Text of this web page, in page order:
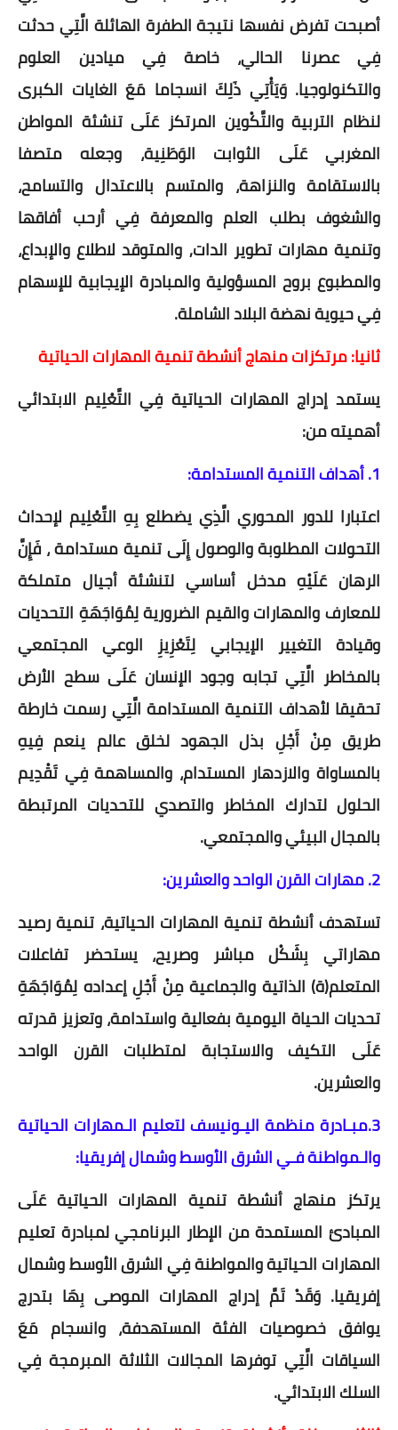
أصبحت تفرض نفسها نتيجة الطفرة الهائلة الَّتِي حدثت
فِي عصرنا الحالي، خاصة فِي ميادين العلوم
والتكنولوجيا. وَيَأْتِي ذَلِكَ انسجاما مَعَ الغايات الكبرى
لنظام التربية والتَّكْوين المرتكز عَلَى تنشئة المواطن
المغربي عَلَى الثوابت الوَطَنِية، وجعله متصفا
بالاستقامة والنزاهة، والمتسم بالاعتدال والتسامح،
والشغوف بطلب العلم والمعرفة فِي أرحب أفاقها
وتنمية مهارات تطوير الدات, والمتوقد لاطلاع والإبداع،
والمطبوع بروح المسؤولية والمبادرة الإيجابية للإسهام
فِي حيوية نهضة البلاد الشاملة.
ثانيا: مرتكزات منهاج أنشطة تنمية المهارات الحياتية
يستمد إدراج المهارات الحياتية فِي التَّعْلِيم الابتدائي
أهميته من:
1. أهداف التنمية المستدامة:
اعتبارا للدور المحوري الَّذِي يضطلع بِهِ التَّعْلِيم لإحداث
التحولات المطلوبة والوصول إِلَى تنمية مستدامة ، فَإِنَّ
الرهان عَلَيْهِ مدخل أساسي لتنشئة أجيال متملكة
للمعارف والمهارات والقيم الضرورية لِمُوَاجَهَةِ التحديات
وقيادة التغيير الإيجابي لِتَعْزِيزِ الوعي المجتمعي
بالمخاطر الَّتِي تجابه وجود الإنسان عَلَى سطح الأرض
تحقيقا لأهداف التنمية المستدامة الَّتِي رسمت خارطة
طريق مِنْ أَجْلِ بذل الجهود لخلق عالم ينعم فِيهِ
بالمساواة والازدهار المستدام، والمساهمة فِي تَقْدِيم
الحلول لتدارك المخاطر والتصدي للتحديات المرتبطة
بالمجال البيئي والمجتمعي.
2. مهارات القرن الواحد والعشرين:
تستهدف أنشطة تنمية المهارات الحياتية، تنمية رصيد
مهاراتي بِشَكْل مباشر وصريح، يستحضر تفاعلات
المتعلم(ة) الذاتية والجماعية مِنْ أَجْلِ إعداده لِمُوَاجَهَةِ
تحديات الحياة اليومية بفعالية واستدامة، وتعزيز قدرته
عَلَى التكيف والاستجابة لمتطلبات القرن الواحد
والعشرين.
3.مبـادرة منظمة اليـونيسف لتعليم الـمهارات الحياتية
والـمواطنة فـي الشرق الأوسط وشمال إفريقيا:
يرتكز منهاج أنشطة تنمية المهارات الحياتية عَلَى
المبادئ المستمدة من الإطار البرنامجي لمبادرة تعليم
المهارات الحياتية والمواطنة فِي الشرق الأوسط وشمال
إفريقيا. وَقَدْ تَمَّ إدراج المهارات الموصى بِهَا بتدرج
يوافق خصوصيات الفئة المستهدفة، وانسجام مَعَ
السياقات الَّتِي توفرها المجالات الثلاثة المبرمجة فِي
السلك الابتدائي.